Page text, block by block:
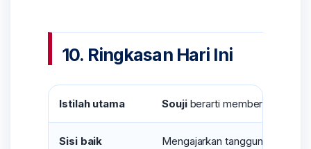
10. Ringkasan Hari Ini
Istilah utama Soujiberarti membersihkan,
Sisi baik Mengajarkan tanggung jawab,